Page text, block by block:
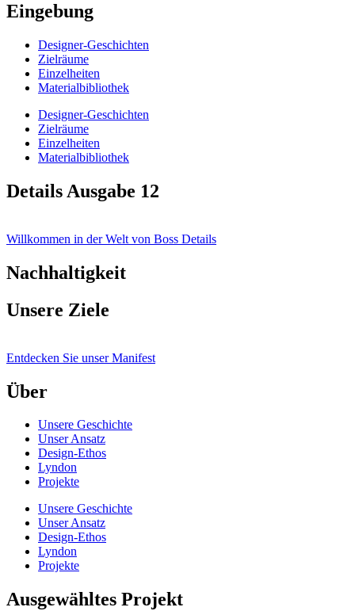
Eingebung
Designer-Geschichten
Zielräume
Einzelheiten
Materialbibliothek
Designer-Geschichten
Zielräume
Einzelheiten
Materialbibliothek
Details Ausgabe 12
Willkommen in der Welt von Boss Details
Nachhaltigkeit
Unsere Ziele
Entdecken Sie unser Manifest
Über
Unsere Geschichte
Unser Ansatz
Design-Ethos
Lyndon
Projekte
Unsere Geschichte
Unser Ansatz
Design-Ethos
Lyndon
Projekte
Ausgewähltes Projekt